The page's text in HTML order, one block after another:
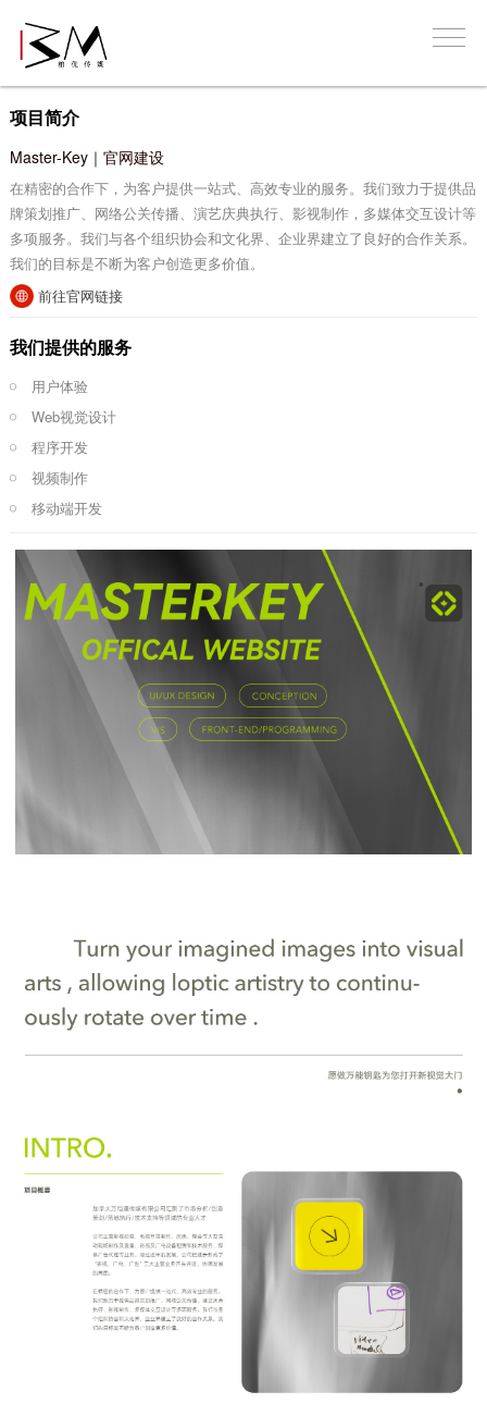
项目简介
Master-Key｜官网建设
在精密的合作下，为客户提供一站式、高效专业的服务。我们致力于提供品
牌策划推广、网络公关传播、演艺庆典执行、影视制作，多媒体交互设计等
多项服务。我们与各个组织协会和文化界、企业界建立了良好的合作关系。
我们的目标是不断为客户创造更多价值。
前往官网链接
我们提供的服务
用户体验
Web视觉设计
程序开发
视频制作
移动端开发